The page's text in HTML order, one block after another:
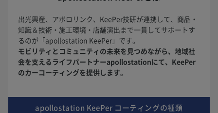
出光興産、アポロリンク、KeePer技研が連携して、商品・
知識＆技術・施工環境・店舗演出まで一貫してサポートす
るのが「apollostation KeePer」です。
モビリティとコミュニティの未来を見つめながら、地域社
会を支えるライフパートナーapollostationにて、KeePer
のカーコーティングを提供します。
apollostation KeePer コーティングの種類